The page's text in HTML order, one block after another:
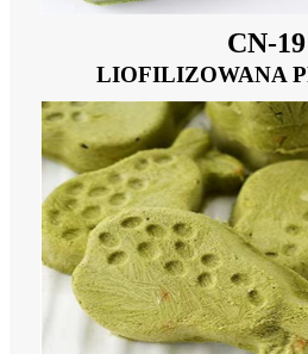
CN-19
LIOFILIZOWANA